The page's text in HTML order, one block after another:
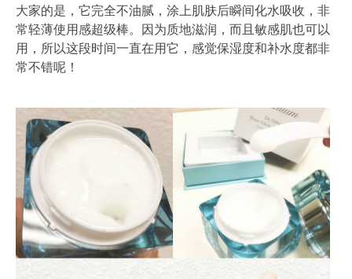
大家的是，它完全不油腻，涂上肌肤后瞬间化水吸收，非
常轻薄使用感超级棒。因为质地滋润，而且敏感肌也可以
用，所以这段时间一直在用它，感觉保湿度和补水度都非
常不错呢！